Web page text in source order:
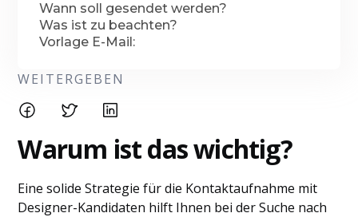
Wann soll gesendet werden?
Was ist zu beachten?
Vorlage E-Mail:
WEITERGEBEN
Warum ist das wichtig?
Eine solide Strategie für die Kontaktaufnahme mit
Designer-Kandidaten hilft Ihnen bei der Suche nach